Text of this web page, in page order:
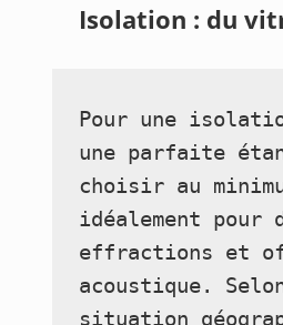
Isolation : du
Pour une
une parfaite
choisir au
idéalement
effractions et
acoustique.
situation